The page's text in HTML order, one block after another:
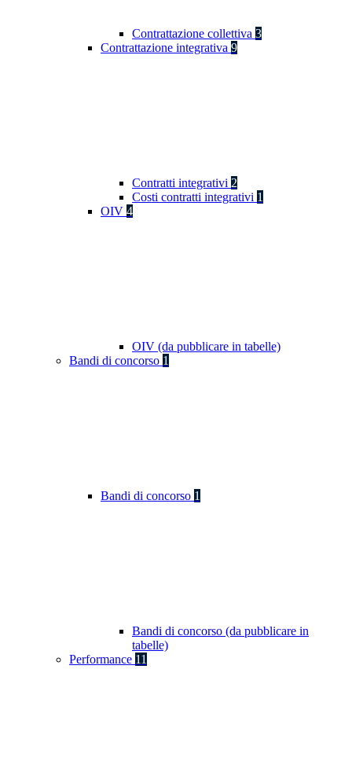
Contrattazione collettiva 3
Contrattazione integrativa 9
Contratti integrativi 2
Costi contratti integrativi 1
OIV 4
OIV (da pubblicare in tabelle)
Bandi di concorso 1
Bandi di concorso 1
Bandi di concorso (da pubblicare in
tabelle)
Performance 11